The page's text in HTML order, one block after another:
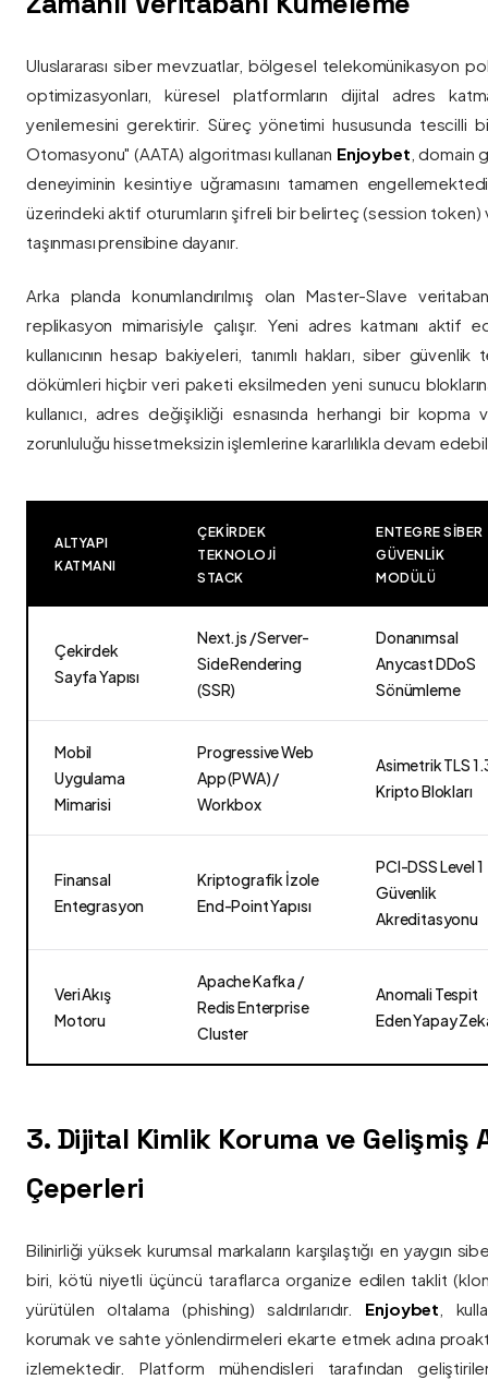
Uluslararası siber mevzuatlar, bölgesel telekomünikasyon
optimizasyonları, küresel platformların dijital adres
yenilemesini gerektirir. Süreç yönetimi hususunda tescilli
Otomasyonu" (AATA) algoritması kullanan Enjoybet , domain
deneyiminin kesintiye uğramasını tamamen
üzerindeki aktif oturumların şifreli bir belirteç (session token)
taşınması prensibine dayanır.
Arka planda konumlandırılmış olan Master-Slave
replikasyon mimarisiyle çalışır. Yeni adres katmanı aktif
kullanıcının hesap bakiyeleri, tanımlı hakları, siber
dökümleri hiçbir veri paketi eksilmeden yeni sunucu
kullanıcı, adres değişikliği esnasında herhangi bir
zorunluluğu hissetmeksizin işlemlerine kararlılıkla devam
ALTYAPI
KATMANI
ÇEKIRDEK
TEKNOLOJI
STACK
ENTEGRE SIBER
GÜVENLIK
MODÜLÜ
Çekirdek
Sayfa Yapısı
Next.js / Server-
Side Rendering
(SSR)
Donanımsal
Anycast DDoS
Sönümleme
Mobil
Uygulama
Mimarisi
Progressive Web
App (PWA) /
Workbox
Asimetrik TLS
Kripto Blokları
Finansal
Entegrasyon
Kriptografik İzole
End-Point Yapısı
PCI-DSS Level 1
Güvenlik
Akreditasyonu
Veri Akış
Motoru
Apache Kafka /
Redis Enterprise
Cluster
Anomali Tespit
Eden Yapay
3. Dijital Kimlik Koruma ve Gelişmiş
Çeperleri
Bilinirliği yüksek kurumsal markaların karşılaştığı en yaygın
biri, kötü niyetli üçüncü taraflarca organize edilen taklit
yürütülen oltalama (phishing) saldırılarıdır. Enjoybet ,
korumak ve sahte yönlendirmeleri ekarte etmek adına
izlemektedir. Platform mühendisleri tarafından